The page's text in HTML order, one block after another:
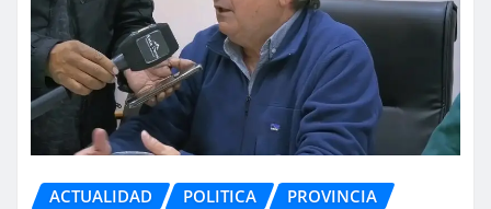
ACTUALIDAD POLITICA PROVINCIA